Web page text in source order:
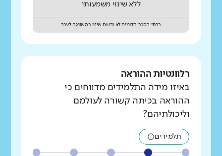
ללא שינוי משמעותי
בבתי הספר הדומים לא נרשם שינוי בהשוואה לעבר
רלוונטיות ההוראה
באיזו מידה התלמידים מדווחים כי
ההוראה בכיתה קשורה לעולמם
וליכולתיהם?
תלמידים